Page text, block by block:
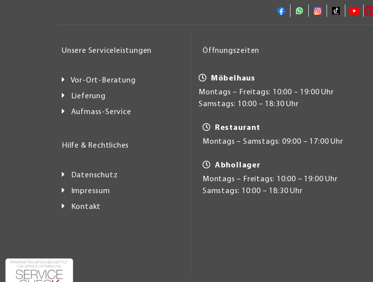
Unsere Serviceleistungen
Vor-Ort-Beratung
Lieferung
Aufmass-Service
Hilfe & Rechtliches
Datenschutz
Impressum
Kontakt
Öffnungszeiten
Möbelhaus
Montags – Freitags: 10:00 – 19:00 Uhr
Samstags: 10:00 – 18:30 Uhr
Restaurant
Montags – Samstags: 09:00 – 17:00 Uhr
Abhollager
Montags – Freitags: 10:00 – 19:00 Uhr
Samstags: 10:00 – 18:30 Uhr